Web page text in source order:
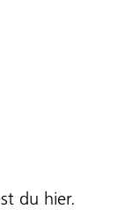
du hier.